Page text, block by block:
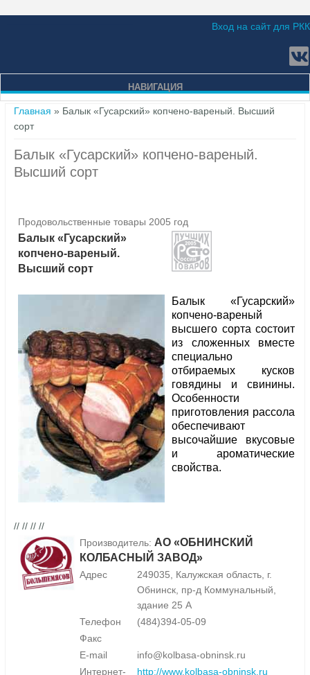
Вход на сайт для РКК
НАВИГАЦИЯ
Вы здесь
Главная » Балык «Гусарский» копчено-вареный. Высший
сорт
Балык «Гусарский» копчено-вареный.
Высший сорт
Продовольственные товары 2005 год
Балык «Гусарский»
копчено-вареный.
Высший сорт
Балык «Гусарский»
копчено-вареный
высшего сорта состоит
из сложенных вместе
специально
отбираемых кусков
говядины и свинины.
Особенности
приготовления рассола
обеспечивают
высочайшие вкусовые
и ароматические
свойства.
// // // //
Производитель: АО «ОБНИНСКИЙ
КОЛБАСНЫЙ ЗАВОД»
Адрес
249035, Калужская область, г.
Обнинск, пр-д Коммунальный,
здание 25 А
Телефон
(484)394-05-09
Факс
E-mail
info@kolbasa-obninsk.ru
Интернет-
http://www.kolbasa-obninsk.ru